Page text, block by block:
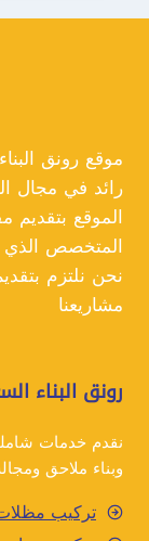
موقع رونق
رائد في مجال
الموقع بتقديم
المتخصص الذي
نحن نلتزم
مشاريعنا
رونق البناء
نقدم خدمات
وبناء ملاحق
تركيب